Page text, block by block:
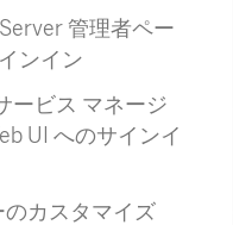
管理者ペー
ンイン
ービス マネージ
UI へのサインイ
のカスタマイズ